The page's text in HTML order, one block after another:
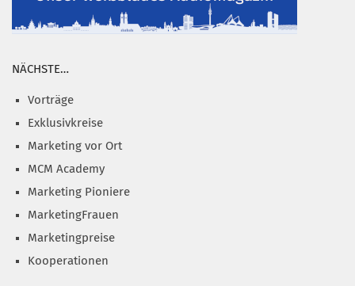
NÄCHSTE…
Vorträge
Exklusivkreise
Marketing vor Ort
MCM Academy
Marketing Pioniere
MarketingFrauen
Marketingpreise
Kooperationen